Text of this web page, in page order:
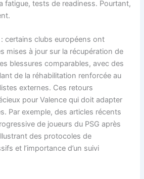
fatigue, tests de readiness. Pourtant,
certains clubs européens ont
mises à jour sur la récupération de
blessures comparables, avec des
de la réhabilitation renforcée au
externes. Ces retours
pour Valence qui doit adapter
Par exemple, des articles récents
de joueurs du PSG après
des protocoles de
et l’importance d’un suivi